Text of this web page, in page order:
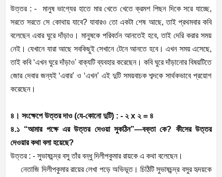
উত্তর : - মানুষ ভাগ্যের হাতে মার খেতে খেতে ক্রমশ পিছন দিকে সরে যাচ্ছে,
সরতে সরতে সে কোথায় যাবে? যাবারও তো একটা শেষ আছে, তাই প্রথমবার কবি
বলেছেন এবার ঘুরে দাঁড়াও। মানুষকে পরিবর্তন আনতেই হবে, তাই দেরি করার সময়
নেই। যেখানে যারা আছে সবকিছুই সেখানে টেনে আনতে হবে। এখন সময় এসেছে,
তাই কবি ‘এখন ঘুরে দাঁড়াও' বাক্যটি ব্যবহার করেছেন। কবি ঘুরে দাঁড়ানোর বিষয়টিতে
জোর দেবার জন্যই ‘এবার’ ও ‘এখন’ এই দুটি সময়বাচক শব্দকে সার্থকভাবে প্রয়োগ
করেছেন।
৪। সংক্ষেপে উত্তর দাও (যে-কোনো দুটি) : - ২ x ২ = ৪
৪.১ “আমার পক্ষে এর উত্তর দেওয়া সুকঠিন”—বক্তা কে? কীসের উত্তর
দেওয়ার কথা বলা হয়েছে?
উত্তর : - সুভাষচন্দ্র বসু তাঁর বন্ধু দিলীপকুমার রায়কে এ কথা বলেছেন।
নেতাজি দিলীপকুমার রায়ের লেখা পড়ে অভিভূত। চিঠিটি সুভাষচন্দ্র বসুর হৃদয়কে